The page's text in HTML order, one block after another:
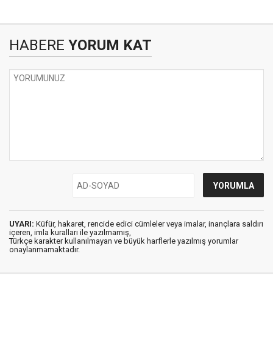
HABERE YORUM KAT
UYARI: Küfür, hakaret, rencide edici cümleler veya imalar, inançlara saldırı
içeren, imla kuralları ile yazılmamış,
Türkçe karakter kullanılmayan ve büyük harflerle yazılmış yorumlar
onaylanmamaktadır.